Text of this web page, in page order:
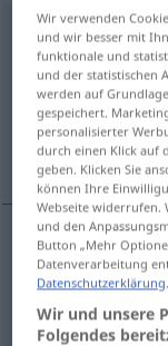
bewältigen
Übersicht aller
(Für mehr Details
venir à bout
veniràboutde
assumer
Wir verwenden
und wir besser mit
funktionale und
und der statistischen
werden auf
gespeichert.
personalisierter
durch einen Klick auf
geben. Klicken Sie
können Ihre
Webseite widerrufen.
und den
Button „Mehr
Datenverarbeitung
Datenschutzerklärung
Wir und unsere
Folgendes